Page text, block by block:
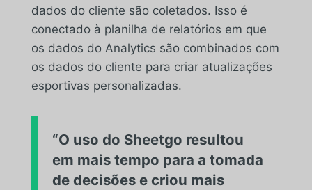
dados do cliente são coletados. Isso é
conectado à planilha de relatórios em que
os dados do Analytics são combinados com
os dados do cliente para criar atualizações
esportivas personalizadas.
“O uso do Sheetgo resultou
em mais tempo para a tomada
de decisões e criou mais